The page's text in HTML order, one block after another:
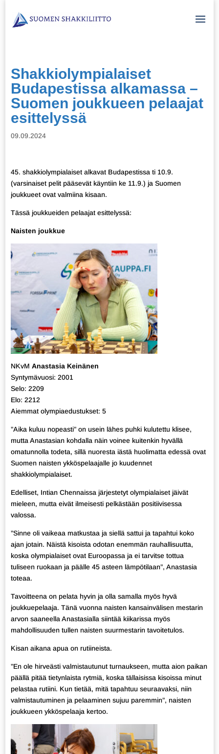
Shakkiolympialaiset
Budapestissa alkamassa –
Suomen joukkueen pelaajat
esittelyssä
09.09.2024
45. shakkiolympialaiset alkavat Budapestissa ti 10.9.
(varsinaiset pelit pääsevät käyntiin ke 11.9.) ja Suomen
joukkueet ovat valmiina kisaan.
Tässä joukkueiden pelaajat esittelyssä:
Naisten joukkue
NKvM Anastasia Keinänen
Syntymävuosi: 2001
Selo: 2209
Elo: 2212
Aiemmat olympiaedustukset: 5
”Aika kuluu nopeasti” on usein lähes puhki kulutettu klisee,
mutta Anastasian kohdalla näin voinee kuitenkin hyvällä
omatunnolla todeta, sillä nuoresta iästä huolimatta edessä ovat
Suomen naisten ykköspelaajalle jo kuudennet
shakkiolympialaiset.
Edelliset, Intian Chennaissa järjestetyt olympialaiset jäivät
mieleen, mutta eivät ilmeisesti pelkästään positiivisessa
valossa.
”Sinne oli vaikeaa matkustaa ja siellä sattui ja tapahtui koko
ajan jotain. Näistä kisoista odotan enemmän rauhallisuutta,
koska olympialaiset ovat Euroopassa ja ei tarvitse tottua
tuliseen ruokaan ja päälle 45 asteen lämpötilaan”, Anastasia
toteaa.
Tavoitteena on pelata hyvin ja olla samalla myös hyvä
joukkuepelaaja. Tänä vuonna naisten kansainvälisen mestarin
arvon saaneella Anastasialla siintää kiikarissa myös
mahdollisuuden tullen naisten suurmestarin tavoitetulos.
Kisan aikana apua on rutiineista.
”En ole hirveästi valmistautunut turnaukseen, mutta aion paikan
päällä pitää tietynlaista rytmiä, koska tällaisissa kisoissa minut
pelastaa rutiini. Kun tietää, mitä tapahtuu seuraavaksi, niin
valmistautuminen ja pelaaminen sujuu paremmin”, naisten
joukkueen ykköspelaaja kertoo.